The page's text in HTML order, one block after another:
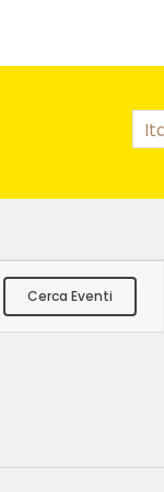
Cerca Eventi